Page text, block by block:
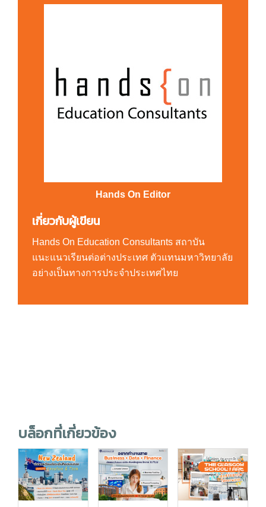
Hands On Editor
เกี่ยวกับผู้เขียน
Hands On Education Consultants สถาบัน
แนะแนวเรียนต่อต่างประเทศ ตัวแทนมหาวิทยาลัย
อย่างเป็นทางการประจำประเทศไทย
บล็อกที่เกี่ยวข้อง